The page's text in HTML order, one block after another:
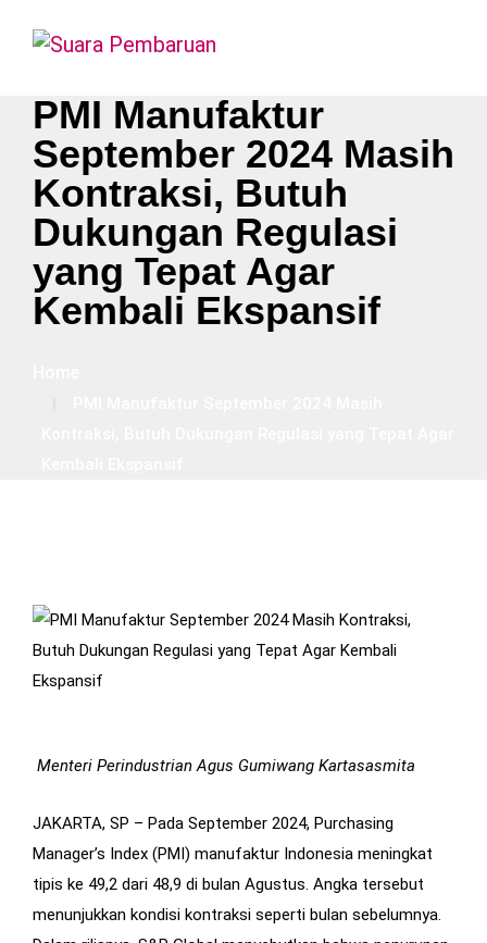
PMI Manufaktur
September 2024 Masih
Kontraksi, Butuh
Dukungan Regulasi
yang Tepat Agar
Kembali Ekspansif
Menteri Perindustrian Agus Gumiwang Kartasasmita
JAKARTA, SP – Pada September 2024, Purchasing
Manager’s Index (PMI) manufaktur Indonesia meningkat
tipis ke 49,2 dari 48,9 di bulan Agustus. Angka tersebut
menunjukkan kondisi kontraksi seperti bulan sebelumnya.